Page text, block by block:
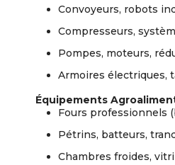
Convoyeurs, robots
Compresseurs,
Pompes, moteurs,
Armoires électriques,
Équipements
Fours professionnels
Pétrins, batteurs,
Chambres froides,